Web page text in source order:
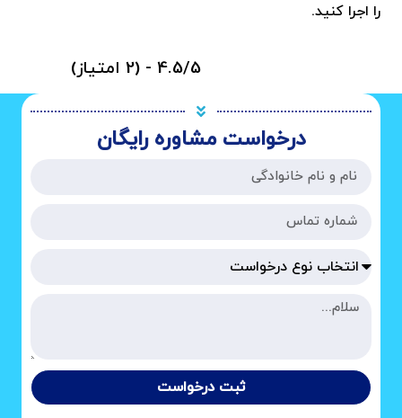
درخواست مشاوره رایگان
ثبت درخواست
را اجرا کنید.
4.5/5 - (2 امتیاز)